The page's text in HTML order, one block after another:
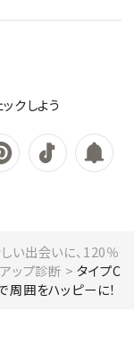
クしよう
い出会いに、120％
ップ診断
タイプC
周囲をハッピーに！